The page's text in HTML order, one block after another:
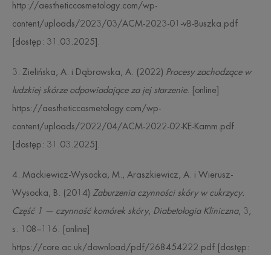
http://aestheticcosmetology.com/wp-
content/uploads/2023/03/ACM-2023-01-vB-Buszka.pdf
[dostęp: 31.03.2025].
3. Zielińska, A. i Dąbrowska, A. (2022) Procesy zachodzące w
ludzkiej skórze odpowiadające za jej starzenie. [online]
https://aestheticcosmetology.com/wp-
content/uploads/2022/04/ACM-2022-02-KE-Kamm.pdf
[dostęp: 31.03.2025].
4. Mackiewicz-Wysocka, M., Araszkiewicz, A. i Wierusz-
Wysocka, B. (2014) Zaburzenia czynności skóry w cukrzycy.
Część 1 — czynność komórek skóry, Diabetologia Kliniczna, 3,
s. 108–116. [online]
https://core.ac.uk/download/pdf/268454222.pdf [dostęp: